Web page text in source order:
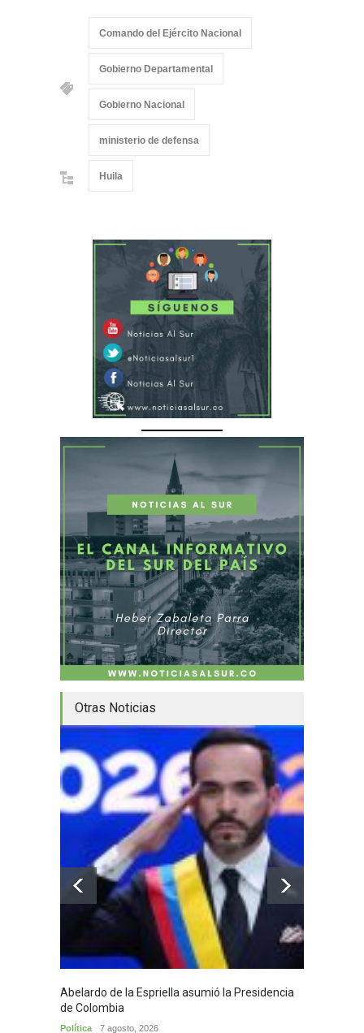
Comando del Ejército Nacional
Gobierno Departamental
Gobierno Nacional
ministerio de defensa
Huila
Otras Noticias
Abelardo de la Espriella asumió la Presidencia
de Colombia
Política 7 agosto, 2026